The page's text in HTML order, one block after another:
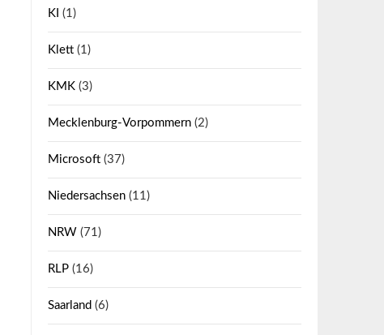
KI (1)
Klett(1)
KMK(3)
Mecklenburg-Vorpommern(2)
Microsoft(37)
Niedersachsen(11)
NRW (71)
RLP(16)
Saarland (6)